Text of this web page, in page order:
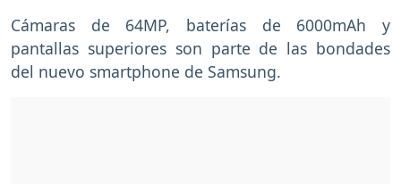
Cámaras de 64MP, baterías de 6000mAh y
pantallas superiores son parte de las bondades
del nuevo smartphone de Samsung.